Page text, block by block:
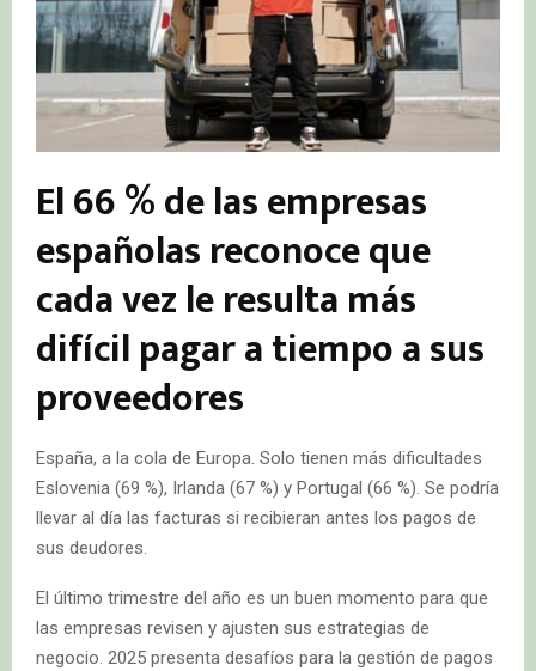
El 66 % de las empresas
españolas reconoce que
cada vez le resulta más
difícil pagar a tiempo a sus
proveedores
España, a la cola de Europa. Solo tienen más dificultades
Eslovenia (69 %), Irlanda (67 %) y Portugal (66 %). Se podría
llevar al día las facturas si recibieran antes los pagos de
sus deudores.
El último trimestre del año es un buen momento para que
las empresas revisen y ajusten sus estrategias de
negocio. 2025 presenta desafíos para la gestión de pagos